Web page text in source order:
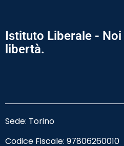
Istituto Liberale -
libertà.
Sede: Torino
Codice Fiscale: 97806260010